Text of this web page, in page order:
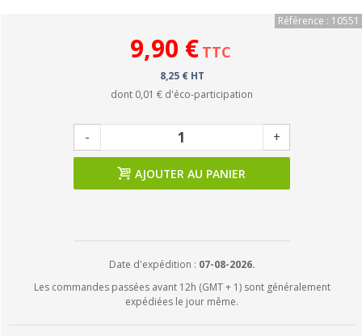
Référence : 10551
9,90 € TTC
8,25 € HT
dont 0,01 € d'éco-participation
- +
AJOUTER AU PANIER
Date d'expédition : 07-08-2026.
Les commandes passées avant 12h (GMT + 1) sont généralement
expédiées le jour même.